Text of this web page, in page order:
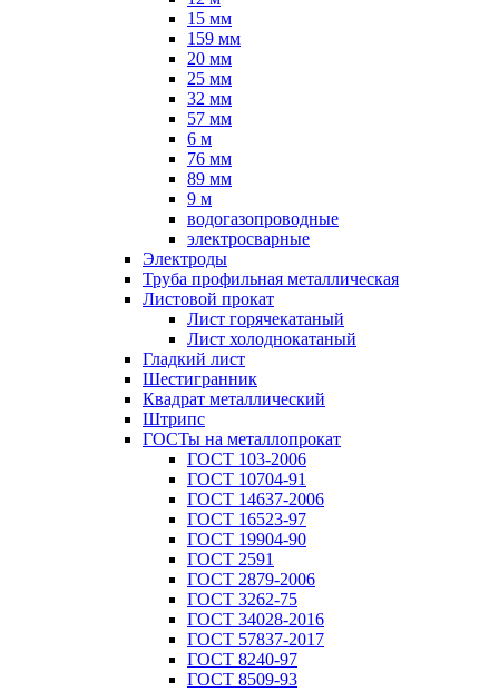
15 мм
159 мм
20 мм
25 мм
32 мм
57 мм
6 м
76 мм
89 мм
9 м
водогазопроводные
электросварные
Электроды
Труба профильная металлическая
Листовой прокат
Лист горячекатаный
Лист холоднокатаный
Гладкий лист
Шестигранник
Квадрат металлический
Штрипс
ГОСТы на металлопрокат
ГОСТ 103-2006
ГОСТ 10704-91
ГОСТ 14637-2006
ГОСТ 16523-97
ГОСТ 19904-90
ГОСТ 2591
ГОСТ 2879-2006
ГОСТ 3262-75
ГОСТ 34028-2016
ГОСТ 57837-2017
ГОСТ 8240-97
ГОСТ 8509-93